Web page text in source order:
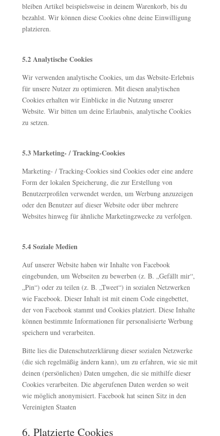
bleiben Artikel beispielsweise in deinem Warenkorb, bis du
bezahlst. Wir können diese Cookies ohne deine Einwilligung
platzieren.
5.2 Analytische Cookies
Wir verwenden analytische Cookies, um das Website-Erlebnis
für unsere Nutzer zu optimieren. Mit diesen analytischen
Cookies erhalten wir Einblicke in die Nutzung unserer
Website. Wir bitten um deine Erlaubnis, analytische Cookies
zu setzen.
5.3 Marketing- / Tracking-Cookies
Marketing- / Tracking-Cookies sind Cookies oder eine andere
Form der lokalen Speicherung, die zur Erstellung von
Benutzerprofilen verwendet werden, um Werbung anzuzeigen
oder den Benutzer auf dieser Website oder über mehrere
Websites hinweg für ähnliche Marketingzwecke zu verfolgen.
5.4 Soziale Medien
Auf unserer Website haben wir Inhalte von Facebook
eingebunden, um Webseiten zu bewerben (z. B. „Gefällt mir“,
„Pin“) oder zu teilen (z. B. „Tweet“) in sozialen Netzwerken
wie Facebook. Dieser Inhalt ist mit einem Code eingebettet,
der von Facebook stammt und Cookies platziert. Diese Inhalte
können bestimmte Informationen für personalisierte Werbung
speichern und verarbeiten.
Bitte lies die Datenschutzerklärung dieser sozialen Netzwerke
(die sich regelmäßig ändern kann), um zu erfahren, wie sie mit
deinen (persönlichen) Daten umgehen, die sie mithilfe dieser
Cookies verarbeiten. Die abgerufenen Daten werden so weit
wie möglich anonymisiert. Facebook hat seinen Sitz in den
Vereinigten Staaten
6. Platzierte Cookies